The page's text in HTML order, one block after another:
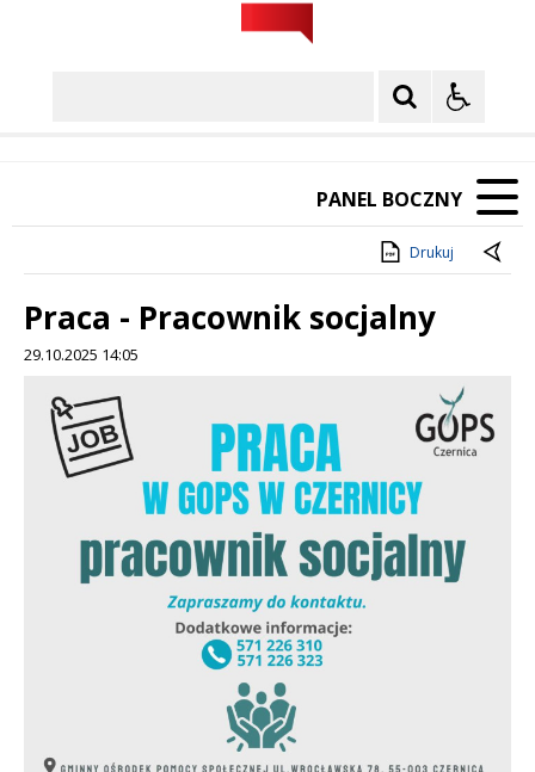
PANEL BOCZNY
Drukuj
Praca - Pracownik socjalny
29.10.2025 14:05